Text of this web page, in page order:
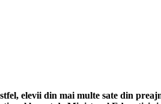
elevii din mai multe sate din